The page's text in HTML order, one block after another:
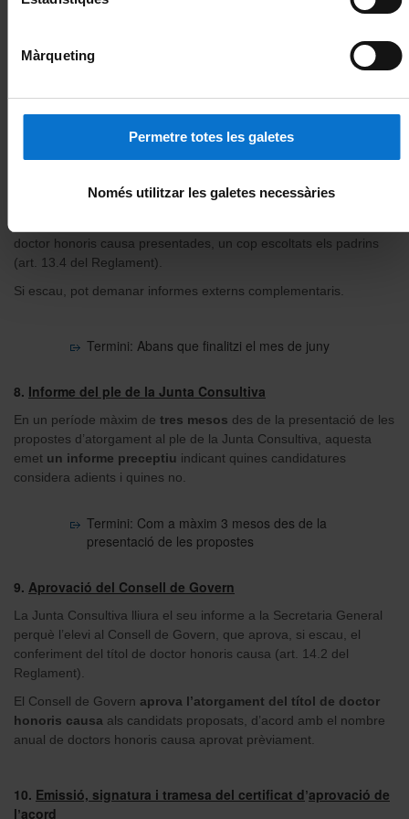
Màrqueting
Permetre totes les galetes
Només utilitzar les galetes necessàries
A continuació, la Secretaria General convoca el ple de la Junta
Consultiva i adjunta a la convocatòria la documentació
justificativa. Així mateix, convida els padrins perquè facin la
defensa dels candidats davant dels membres del ple.
El ple de la Junta Consultiva es reuneix abans que finalitzi el mes
de juny en el dia i l’hora acordats i, una vegada analitzada la
doctor honoris causa presentades, un cop escoltats els padrins
(art. 13.4 del Reglament).
Si escau, pot demanar informes externs complementaris.
Termini: Abans que finalitzi el mes de juny
8. Informe del ple de la Junta Consultiva
En un període màxim de tres mesos des de la presentació de les
propostes d’atorgament al ple de la Junta Consultiva, aquesta
emet un informe preceptiu indicant quines candidatures
considera adients i quines no.
Termini: Com a màxim 3 mesos des de la
presentació de les propostes
9. Aprovació del Consell de Govern
La Junta Consultiva lliura el seu informe a la Secretaria General
perquè l’elevi al Consell de Govern, que aprova, si escau, el
conferiment del títol de doctor honoris causa (art. 14.2 del
Reglament).
El Consell de Govern aprova l’atorgament del títol de doctor
honoris causa als candidats proposats, d’acord amb el nombre
anual de doctors honoris causa aprovat prèviament.
10. Emissió, signatura i tramesa del certificat d’aprovació de
l’acord